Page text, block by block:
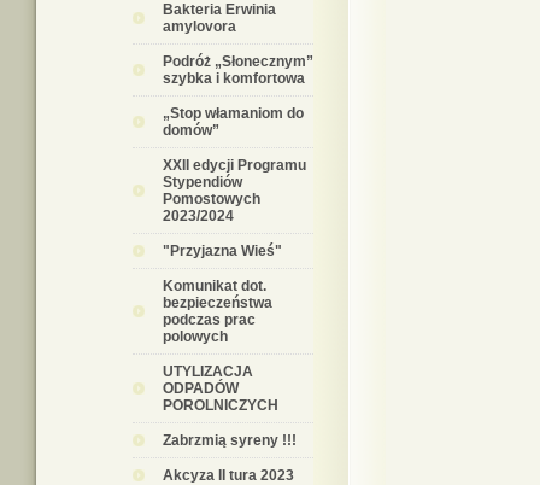
Bakteria Erwinia
amylovora
Podróż „Słonecznym”
szybka i komfortowa
„Stop włamaniom do
domów”
XXII edycji Programu
Stypendiów
Pomostowych
2023/2024
"Przyjazna Wieś"
Komunikat dot.
bezpieczeństwa
podczas prac
polowych
UTYLIZACJA
ODPADÓW
POROLNICZYCH
Zabrzmią syreny !!!
Akcyza II tura 2023